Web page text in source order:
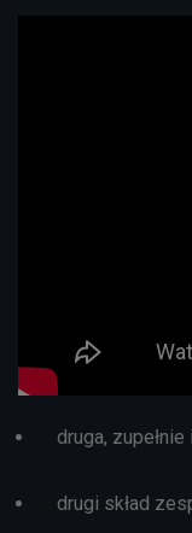
druga, zupełnie
drugi skład